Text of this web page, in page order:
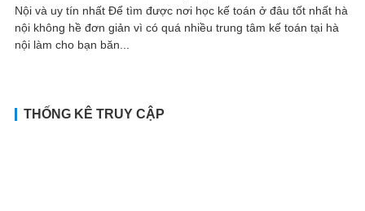
Nội và uy tín nhất Để tìm được nơi học kế toán ở đâu tốt nhất hà
nội không hề đơn giản vì có quá nhiều trung tâm kế toán tại hà
nội làm cho bạn băn...
THỐNG KÊ TRUY CẬP